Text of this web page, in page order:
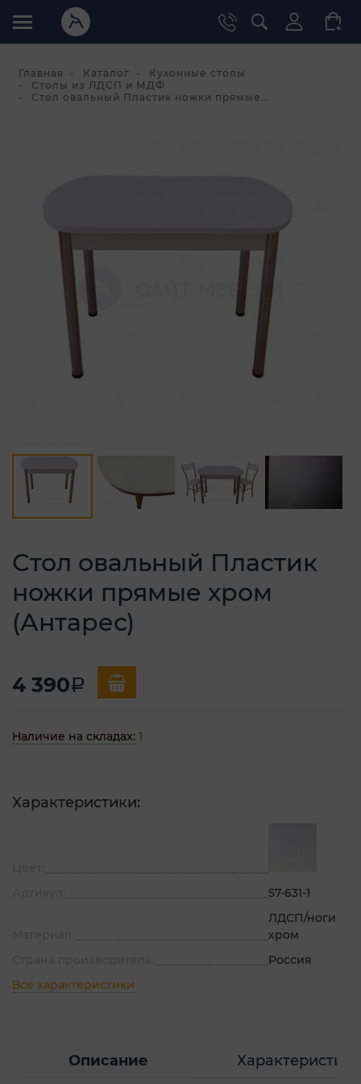
Главная Каталог
Кухонные столы
Столы из ЛДСП и МДФ
Стол овальный Пластик ножки прямые...
Стол овальный Пластик
ножки прямые хром
(Антарес)
4 390a
Наличие на складах: 1
Характеристики:
57-631-1
ЛДСП/ноги
хром
Россия
Все характеристики
Описание Характеристики